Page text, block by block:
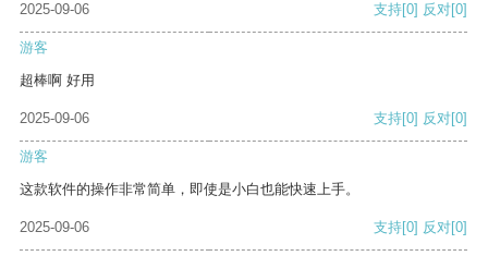
2025-09-06
支持[0] 反对[0]
游客
超棒啊 好用
2025-09-06 支持[0] 反对[0]
游客
这款软件的操作非常简单，即使是小白也能快速上手。
2025-09-06 支持[0] 反对[0]